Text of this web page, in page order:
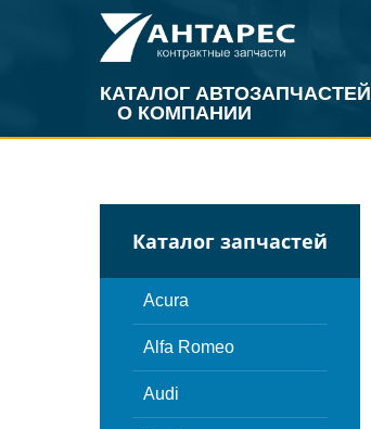
КАТАЛОГ АВТОЗАПЧАСТЕЙ
О КОМПАНИИ
Каталог запчастей
Acura
Alfa Romeo
Audi